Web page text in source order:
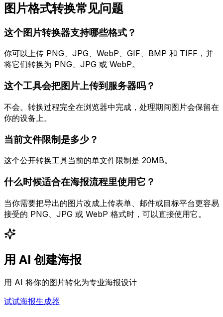
图片格式转换常见问题
这个图片转换器支持哪些格式？
你可以上传 PNG、JPG、WebP、GIF、BMP 和 TIFF，并
将它们转换为 PNG、JPG 或 WebP。
这个工具会把图片上传到服务器吗？
不会。转换过程完全在浏览器中完成，处理期间图片会保留在
你的设备上。
当前文件限制是多少？
这个公开转换工具当前的单文件限制是 20MB。
什么时候适合在海报流程里使用它？
当你需要把导出的图片改成上传表单、邮件或目标平台更容易
接受的 PNG、JPG 或 WebP 格式时，可以直接使用它。
用 AI 创建海报
用 AI 将你的图片转化为专业海报设计
试试海报生成器